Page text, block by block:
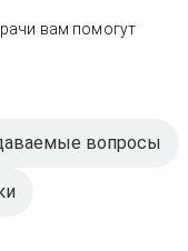
вам помогут
вопросы